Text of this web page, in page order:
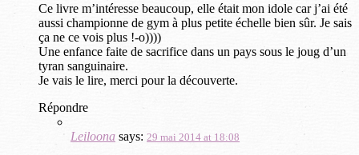
Ce livre m’intéresse beaucoup, elle était mon idole car j’ai été
aussi championne de gym à plus petite échelle bien sûr. Je sais
ça ne ce vois plus !-o))))
Une enfance faite de sacrifice dans un pays sous le joug d’un
tyran sanguinaire.
Je vais le lire, merci pour la découverte.
Répondre
Leiloona says: 29 mai 2014 at 18:08